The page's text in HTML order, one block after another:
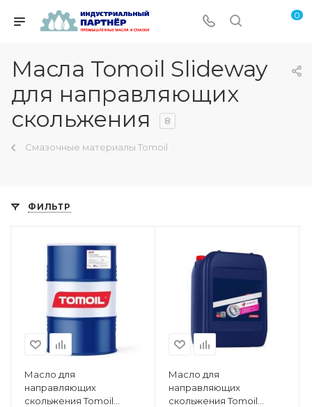
0
Масла Tomoil Slideway
для направляющих
скольжения
8
Смазочные материалы Tomoil
ФИЛЬТР
Масло для
направляющих
скольжения Tomoil
Масло для
направляющих
скольжения Tomoil